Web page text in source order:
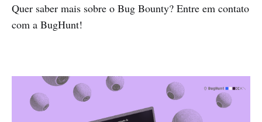
Quer saber mais sobre o Bug Bounty? Entre em contato
com a BugHunt!